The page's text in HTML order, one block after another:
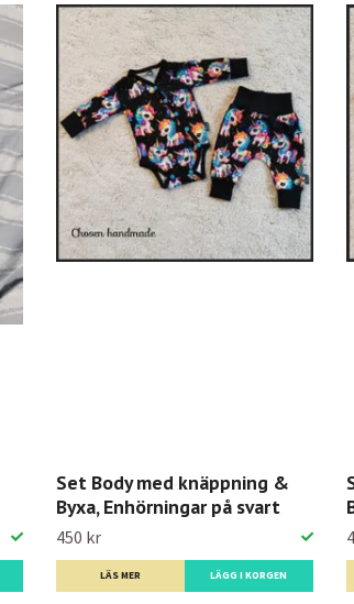
Set Body med knäppning &
Byxa, Enhörningar på svart
450 kr
LÄS MER LÄGG I KORGEN